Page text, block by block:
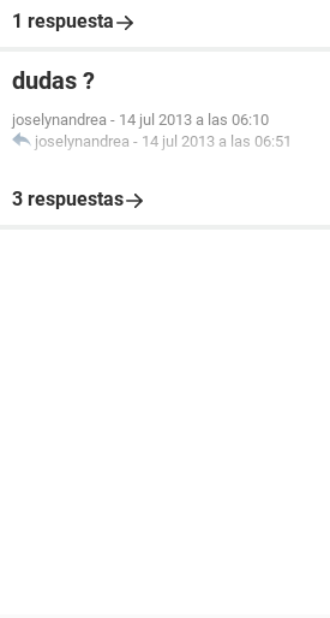
1 respuesta
dudas ?
joselynandrea - 14 jul 2013 a las 06:10
joselynandrea - 14 jul 2013 a las 06:51
3 respuestas